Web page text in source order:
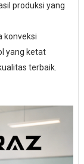
produksi yang
konveksi
yang ketat
terbaik.